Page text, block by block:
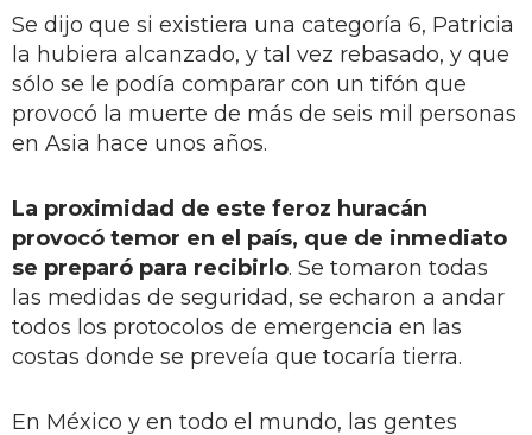
Se dijo que si existiera una categoría 6, Patricia
la hubiera alcanzado, y tal vez rebasado, y que
sólo se le podía comparar con un tifón que
provocó la muerte de más de seis mil personas
en Asia hace unos años.
La proximidad de este feroz huracán
provocó temor en el país, que de inmediato
se preparó para recibirlo. Se tomaron todas
las medidas de seguridad, se echaron a andar
todos los protocolos de emergencia en las
costas donde se preveía que tocaría tierra.
En México y en todo el mundo, las gentes